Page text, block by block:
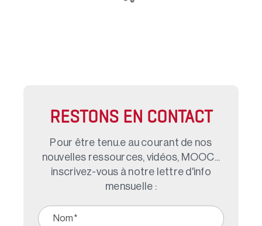
RESTONS EN CONTACT
Pour être tenu.e au courant de nos
nouvelles ressources, vidéos, MOOC...
inscrivez-vous à notre lettre d'info
mensuelle :